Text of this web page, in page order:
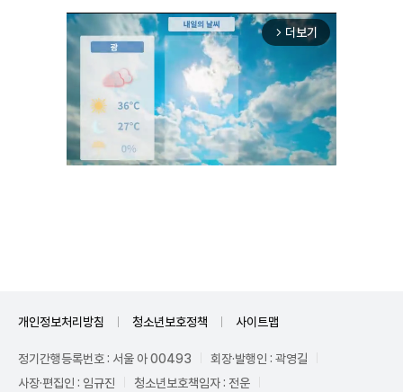
arrow_forward_ios 더보기
개인정보처리방침 청소년보호정책 사이트맵
정기간행등록번호 : 서울 아 00493
회장·발행인 : 곽영길
사장·편집인 : 임규진
청소년보호책임자 : 전운